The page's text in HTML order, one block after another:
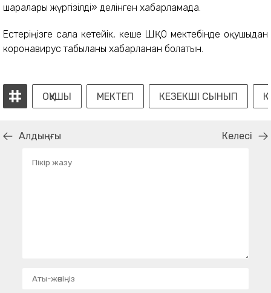
шаралары жүргізілді» делінген хабарламада.
Естеріңізге сала кетейік, кеше ШҚО мектебінде оқушыдан
коронавирус табылғаны хабарланған болатын.
ОҚУШЫ МЕКТЕП КЕЗЕКШІ СЫНЫП
Алдыңғы Келесі